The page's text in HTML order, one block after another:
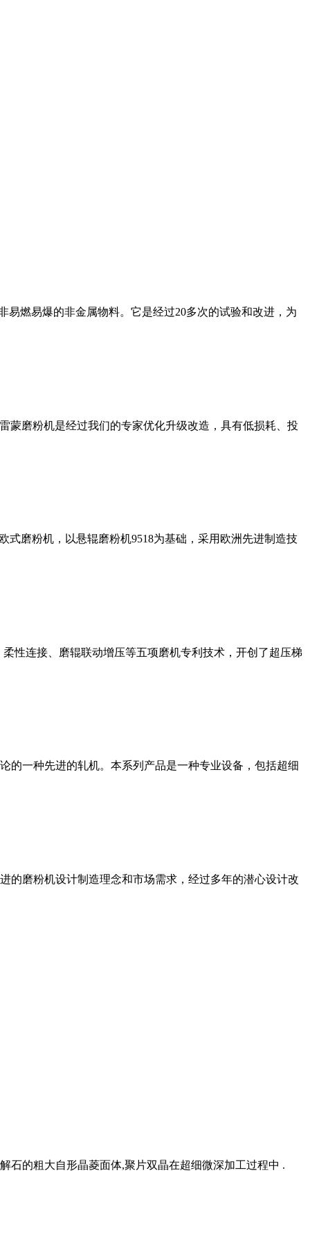
燃易爆的非金属物料。它是经过20多次的试验和改进，为
蒙磨粉机是经过我们的专家优化升级改造，具有低损耗、投
磨粉机，以悬辊磨粉机9518为基础，采用欧洲先进制造技
性连接、磨辊联动增压等五项磨机专利技术，开创了超压梯
的一种先进的轧机。本系列产品是一种专业设备，包括超细
的磨粉机设计制造理念和市场需求，经过多年的潜心设计改
石的粗大自形晶菱面体,聚片双晶在超细微深加工过程中 .